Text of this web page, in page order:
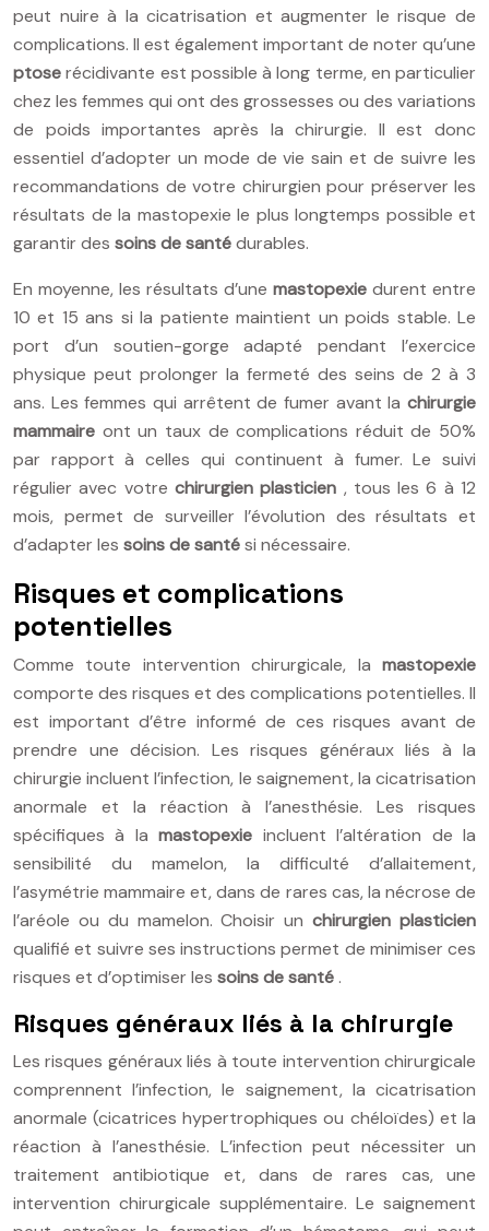
peut nuire à la cicatrisation et augmenter le risque de
complications. Il est également important de noter qu’une
ptoserécidivante est possible à long terme, en particulier
chez les femmes qui ont des grossesses ou des variations
de poids importantes après la chirurgie. Il est donc
essentiel d’adopter un mode de vie sain et de suivre les
recommandations de votre chirurgien pour préserver les
résultats de la mastopexie le plus longtemps possible et
garantir des soins de santédurables.
En moyenne, les résultats d’une mastopexie durent entre
10 et 15 ans si la patiente maintient un poids stable. Le
port d’un soutien-gorge adapté pendant l’exercice
physique peut prolonger la fermeté des seins de 2 à 3
ans. Les femmes qui arrêtent de fumer avant la chirurgie
mammaire ont un taux de complications réduit de 50%
par rapport à celles qui continuent à fumer. Le suivi
régulier avec votre chirurgien plasticien , tous les 6 à 12
mois, permet de surveiller l’évolution des résultats et
d’adapter les soins de santési nécessaire.
Risques et complications
potentielles
Comme toute intervention chirurgicale, la mastopexie
comporte des risques et des complications potentielles. Il
est important d’être informé de ces risques avant de
prendre une décision. Les risques généraux liés à la
chirurgie incluent l’infection, le saignement, la cicatrisation
anormale et la réaction à l’anesthésie. Les risques
spécifiques à lamastopexie incluent l’altération de la
sensibilité du mamelon, la difficulté d’allaitement,
l’asymétrie mammaire et, dans de rares cas, la nécrose de
l’aréole ou du mamelon. Choisir unchirurgien plasticien
qualifié et suivre ses instructions permet de minimiser ces
risques et d’optimiser les soins de santé .
Risques généraux liés à la chirurgie
Les risques généraux liés à toute intervention chirurgicale
comprennent l’infection, le saignement, la cicatrisation
anormale (cicatrices hypertrophiques ou chéloïdes) et la
réaction à l’anesthésie. L’infection peut nécessiter un
traitement antibiotique et, dans de rares cas, une
intervention chirurgicale supplémentaire. Le saignement